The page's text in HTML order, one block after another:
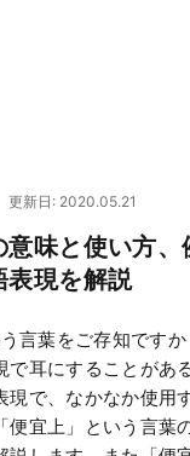
更新日: 2020.05.21
意味と使い方、
表現を解説
う言葉をご存知です
で耳にすることがあ
現で、なかなか使用
便宜上」という言葉